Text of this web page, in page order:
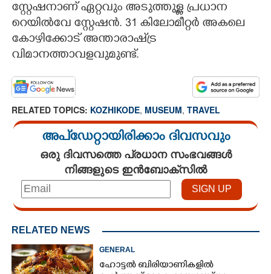
സ്റ്റേഷനാണ് ഏറ്റവും അടുത്തുള്ള പ്രധാന
റെയിൽവേ സ്റ്റേഷൻ. 31 കിലോമീറ്റർ അകലെ
കോഴിക്കോട് അന്താരാഷ്‌ട്ര
വിമാനത്താവളവുമുണ്ട്.
RELATED TOPICS: KOZHIKODE, MUSEUM, TRAVEL
അപ്ഡേറ്റായിരിക്കാം ദിവസവും
ഒരു ദിവസത്തെ പ്രധാന സംഭവങ്ങൾ
നിങ്ങളുടെ ഇൻബോക്സിൽ
RELATED NEWS
GENERAL
ഹോട്ടൽ ബിരിയാണികളിൽ